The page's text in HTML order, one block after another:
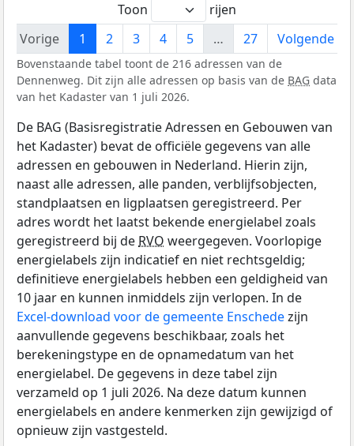
Toon
rijen
Vorige
1 2 3 4 5 … 27 Volgende
Bovenstaande tabel toont de 216 adressen van de
Dennenweg. Dit zijn alle adressen op basis van de BAG data
van het Kadaster van 1 juli 2026.
De BAG (Basisregistratie Adressen en Gebouwen van
het Kadaster) bevat de officiële gegevens van alle
adressen en gebouwen in Nederland. Hierin zijn,
naast alle adressen, alle panden, verblijfsobjecten,
standplaatsen en ligplaatsen geregistreerd. Per
adres wordt het laatst bekende energielabel zoals
geregistreerd bij de RVO weergegeven. Voorlopige
energielabels zijn indicatief en niet rechtsgeldig;
definitieve energielabels hebben een geldigheid van
10 jaar en kunnen inmiddels zijn verlopen. In de
Excel-download voor de gemeente Enschedezijn
aanvullende gegevens beschikbaar, zoals het
berekeningstype en de opnamedatum van het
energielabel. De gegevens in deze tabel zijn
verzameld op 1 juli 2026. Na deze datum kunnen
energielabels en andere kenmerken zijn gewijzigd of
opnieuw zijn vastgesteld.